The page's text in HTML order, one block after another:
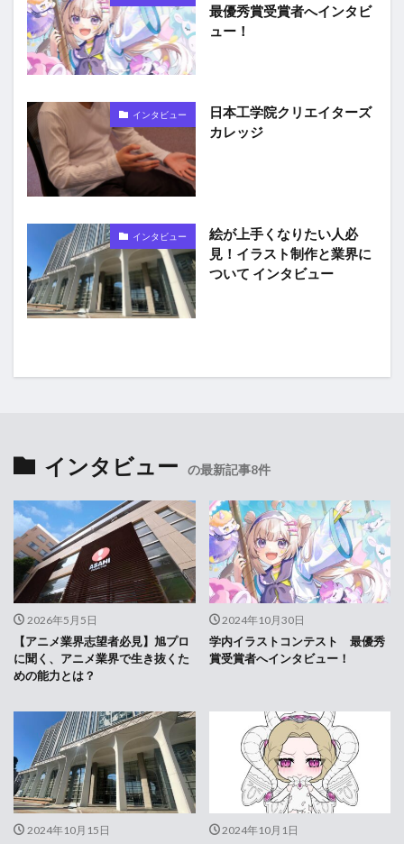
最優秀賞受賞者へインタビ
ュー！
インタビュー
日本工学院クリエイターズ
カレッジ
インタビュー
絵が上手くなりたい人必
見！イラスト制作と業界に
ついて インタビュー
インタビュー の最新記事8件
2026年5月5日
【アニメ業界志望者必見】旭プロ
に聞く、アニメ業界で生き抜くた
めの能力とは？
2024年10月30日
学内イラストコンテスト 最優秀
賞受賞者へインタビュー！
2024年10月15日 2024年10月1日